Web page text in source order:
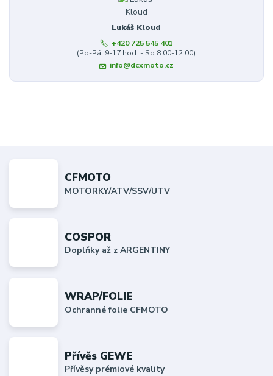
Lukáš Kloud
+420 725 545 401
(Po-Pá, 9-17 hod. - So 8:00-12:00)
info@dcxmoto.cz
CFMOTO
MOTORKY/ATV/SSV/UTV
COSPOR
Doplňky až z ARGENTINY
WRAP/FOLIE
Ochranné folie CFMOTO
Přívěs GEWE
Přívěsy prémiové kvality